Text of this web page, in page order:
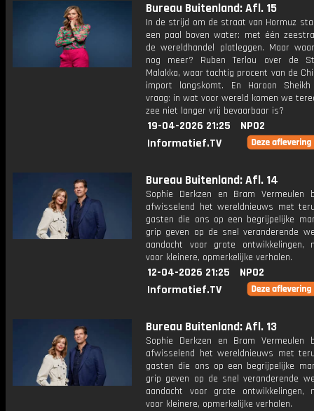
Bureau Buitenland: Afl. 15
In de strijd om de straat van Hormuz
een paal boven water: met één
de wereldhandel platleggen. Maar
nog meer? Ruben Terlou over de
Malakka, waar tachtig procent van de
import langskomt. En Haroon
vraag: in wat voor wereld komen we
zee niet langer vrij bevaarbaar is?
19-04-2026 21:25
NPO2
Informatief.TV
Bureau Buitenland: Afl. 14
Sophie Derkzen en Bram Vermeulen
afwisselend het wereldnieuws met
gasten die ons op een begrijpelijke
grip geven op de snel veranderende
aandacht voor grote ontwikkelingen,
voor kleinere, opmerkelijke verhalen.
12-04-2026 21:25
NPO2
Informatief.TV
Bureau Buitenland: Afl. 13
Sophie Derkzen en Bram Vermeulen
afwisselend het wereldnieuws met
gasten die ons op een begrijpelijke
grip geven op de snel veranderende
aandacht voor grote ontwikkelingen,
voor kleinere, opmerkelijke verhalen.